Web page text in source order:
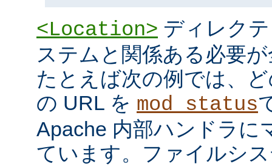
<Location> ディレク
ステムと関係ある必要
たとえば次の例では、
の URL を mod_status
Apache 内部ハンドラに
ています。ファイルシ